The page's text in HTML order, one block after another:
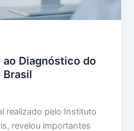
ao Diagnóstico do
Brasil
realizado pelo Instituto
revelou importantes